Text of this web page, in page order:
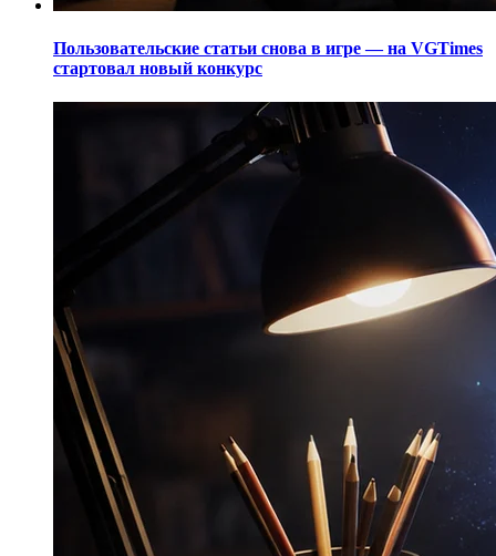
Пользовательские статьи снова в игре — на VGTimes
стартовал новый конкурс